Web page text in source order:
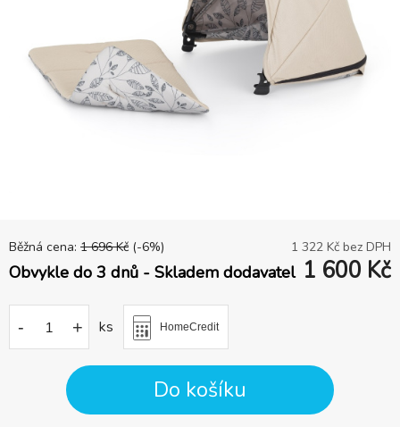
Běžná cena: 1 696 Kč (-6%) 1 322 Kč bez DPH
Obvykle do 3 dnů - Skladem dodavatel 1 600 Kč
- + ks HomeCredit
Do košíku